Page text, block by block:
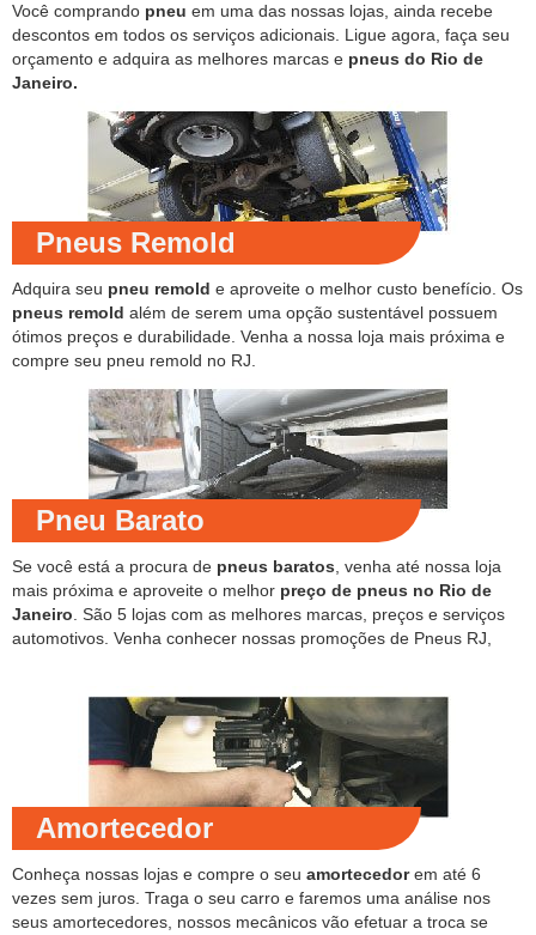
Você comprando pneu em uma das nossas lojas, ainda recebe
descontos em todos os serviços adicionais. Ligue agora, faça seu
orçamento e adquira as melhores marcas e pneus do Rio de
Janeiro.
Pneus Remold
Adquira seu pneu remold e aproveite o melhor custo benefício. Os
pneus remold além de serem uma opção sustentável possuem
ótimos preços e durabilidade. Venha a nossa loja mais próxima e
compre seu pneu remold no RJ.
Pneu Barato
Se você está a procura de pneus baratos , venha até nossa loja
mais próxima e aproveite o melhor preço de pneus no Rio de
Janeiro . São 5 lojas com as melhores marcas, preços e serviços
automotivos. Venha conhecer nossas promoções de Pneus RJ,
Amortecedor
Conheça nossas lojas e compre o seu amortecedorem até 6
vezes sem juros. Traga o seu carro e faremos uma análise nos
seus amortecedores, nossos mecânicos vão efetuar a troca se